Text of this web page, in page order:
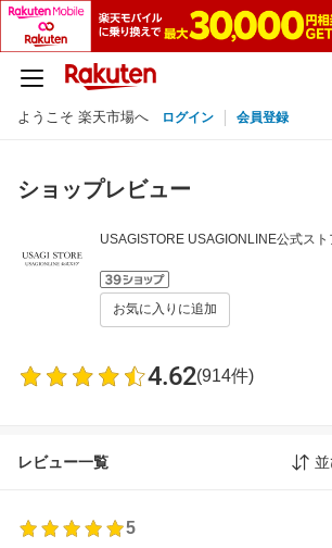
ようこそ 楽天市場へ ログイン 会員登録
ショップレビュー
USAGISTORE USAGIONLINE公式スト
お気に入りに追加
4.62(914件)
レビュー一覧
5